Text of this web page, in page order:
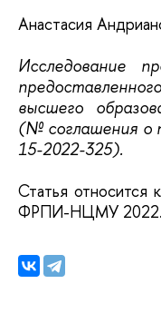
Анастасия
Исследование
высшего
(№ соглашения о
15-2022-325).
Статья относится
ФРПИ-НЦМУ 2022.